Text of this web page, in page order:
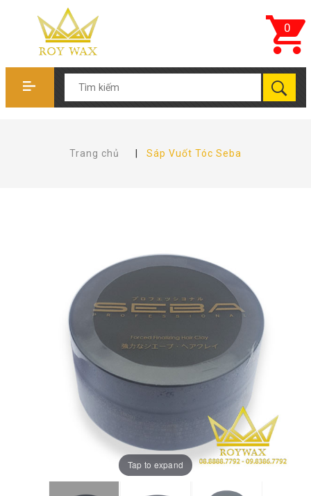
0
Trang chủ Sáp Vuốt Tóc Seba
Tap to expand